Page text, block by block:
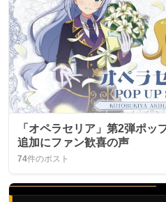
「オペラセリア」第2弾ポッ
追加にファン歓喜の声
74件のポスト